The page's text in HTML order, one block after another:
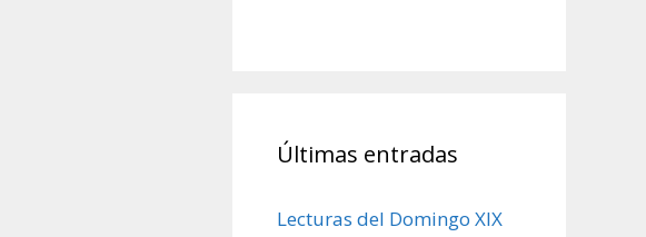
Últimas entradas
Lecturas del Domingo XIX